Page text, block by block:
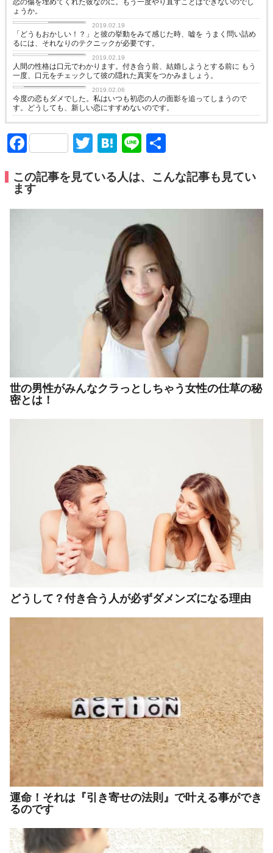
ょうか。
恋に効く♡
2019.02.19
「どうもおかしい！？」と彼の挙動をみて感じた時、嘘を うまく問い詰め
るには、それなりのテクニックが必要です。
恋に効く♡
2019.02.19
人間の性格は口元でわかります。付き合う前、結婚しようとする前に もう
一度、口元をチェックして彼の隠れた真実をつかみましょう。
恋愛カウンセリング
2019.02.06
今度の恋もダメでした。私はいつも初恋の人の面影を追ってしまうので
す。どうしても、新しい恋にすすめないのです。
FacebookTwitter
Hatena
Line
この記事を見ている人は、こんな記事も見てい
ます
世の男性がみんなクラっとしちゃう女性の仕草の秘
密とは！
どうして？付き合う人が必ずダメンズになる理由
運命！それは『引き寄せの法則』で叶える事ができ
るのです